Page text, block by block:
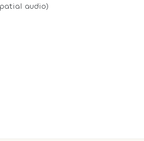
audio)